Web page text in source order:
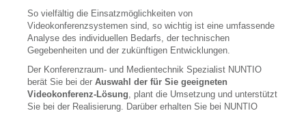
Flipchart
Whiteboard
Staffelei
Eventdienstleistungen
So vielfältig die Einsatzmöglichkeiten von
Videokonferenzsystemen sind, so wichtig ist eine umfassende
Analyse des individuellen Bedarfs, der technischen
Gegebenheiten und der zukünftigen Entwicklungen.
Der Konferenzraum- und Medientechnik Spezialist NUNTIO
berät Sie bei der Auswahl der für Sie geeigneten
Videokonferenz-Lösung, plant die Umsetzung und unterstützt
Sie bei der Realisierung. Darüber erhalten Sie bei NUNTIO